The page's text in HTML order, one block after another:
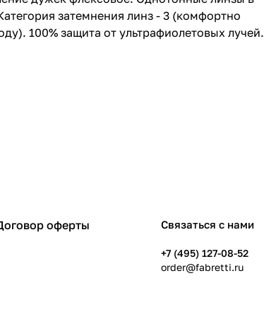
затемнения линз - 3 (комфортно
100% защита от ультрафиолетовых лучей.
оферты
Связаться с нами
+7 (495) 127-08-52
order@fabretti.ru